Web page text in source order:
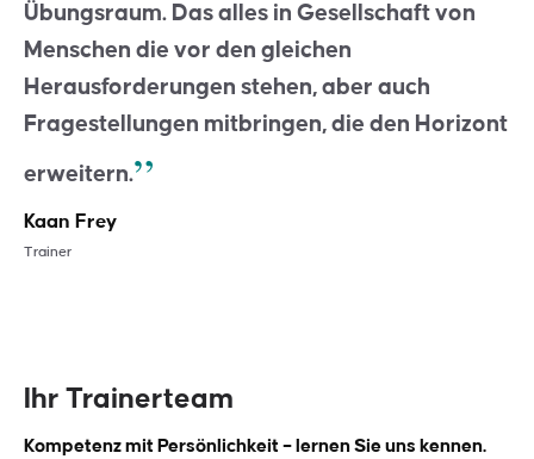
Übungsraum. Das alles in Gesellschaft von
Menschen die vor den gleichen
Herausforderungen stehen, aber auch
Fragestellungen mitbringen, die den Horizont
erweitern.
Kaan Frey
Trainer
Ihr Trainerteam
Kompetenz mit Persönlichkeit – lernen Sie uns kennen.